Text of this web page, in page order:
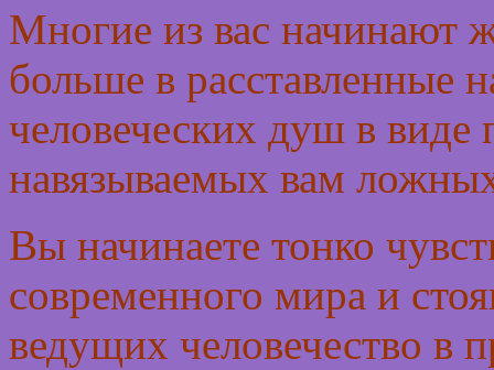
Многие из вас начинают
больше в расставленные
человеческих душ в
навязываемых вам
Вы начинаете тонко
современного мира и
ведущих человечество в